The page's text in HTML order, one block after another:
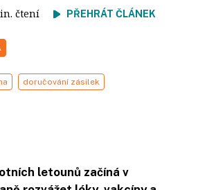
čtení PŘEHRÁT ČLÁNEK
doručování zásilek
letounů začíná v